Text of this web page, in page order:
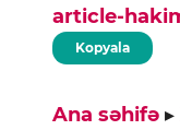
article-
Kopyala
Ana səhifə ▸